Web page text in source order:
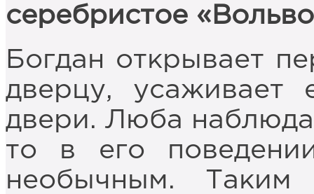
серебристое
Богдан открывает
дверцу, усаживает
двери. Люба
то в его
необычным.